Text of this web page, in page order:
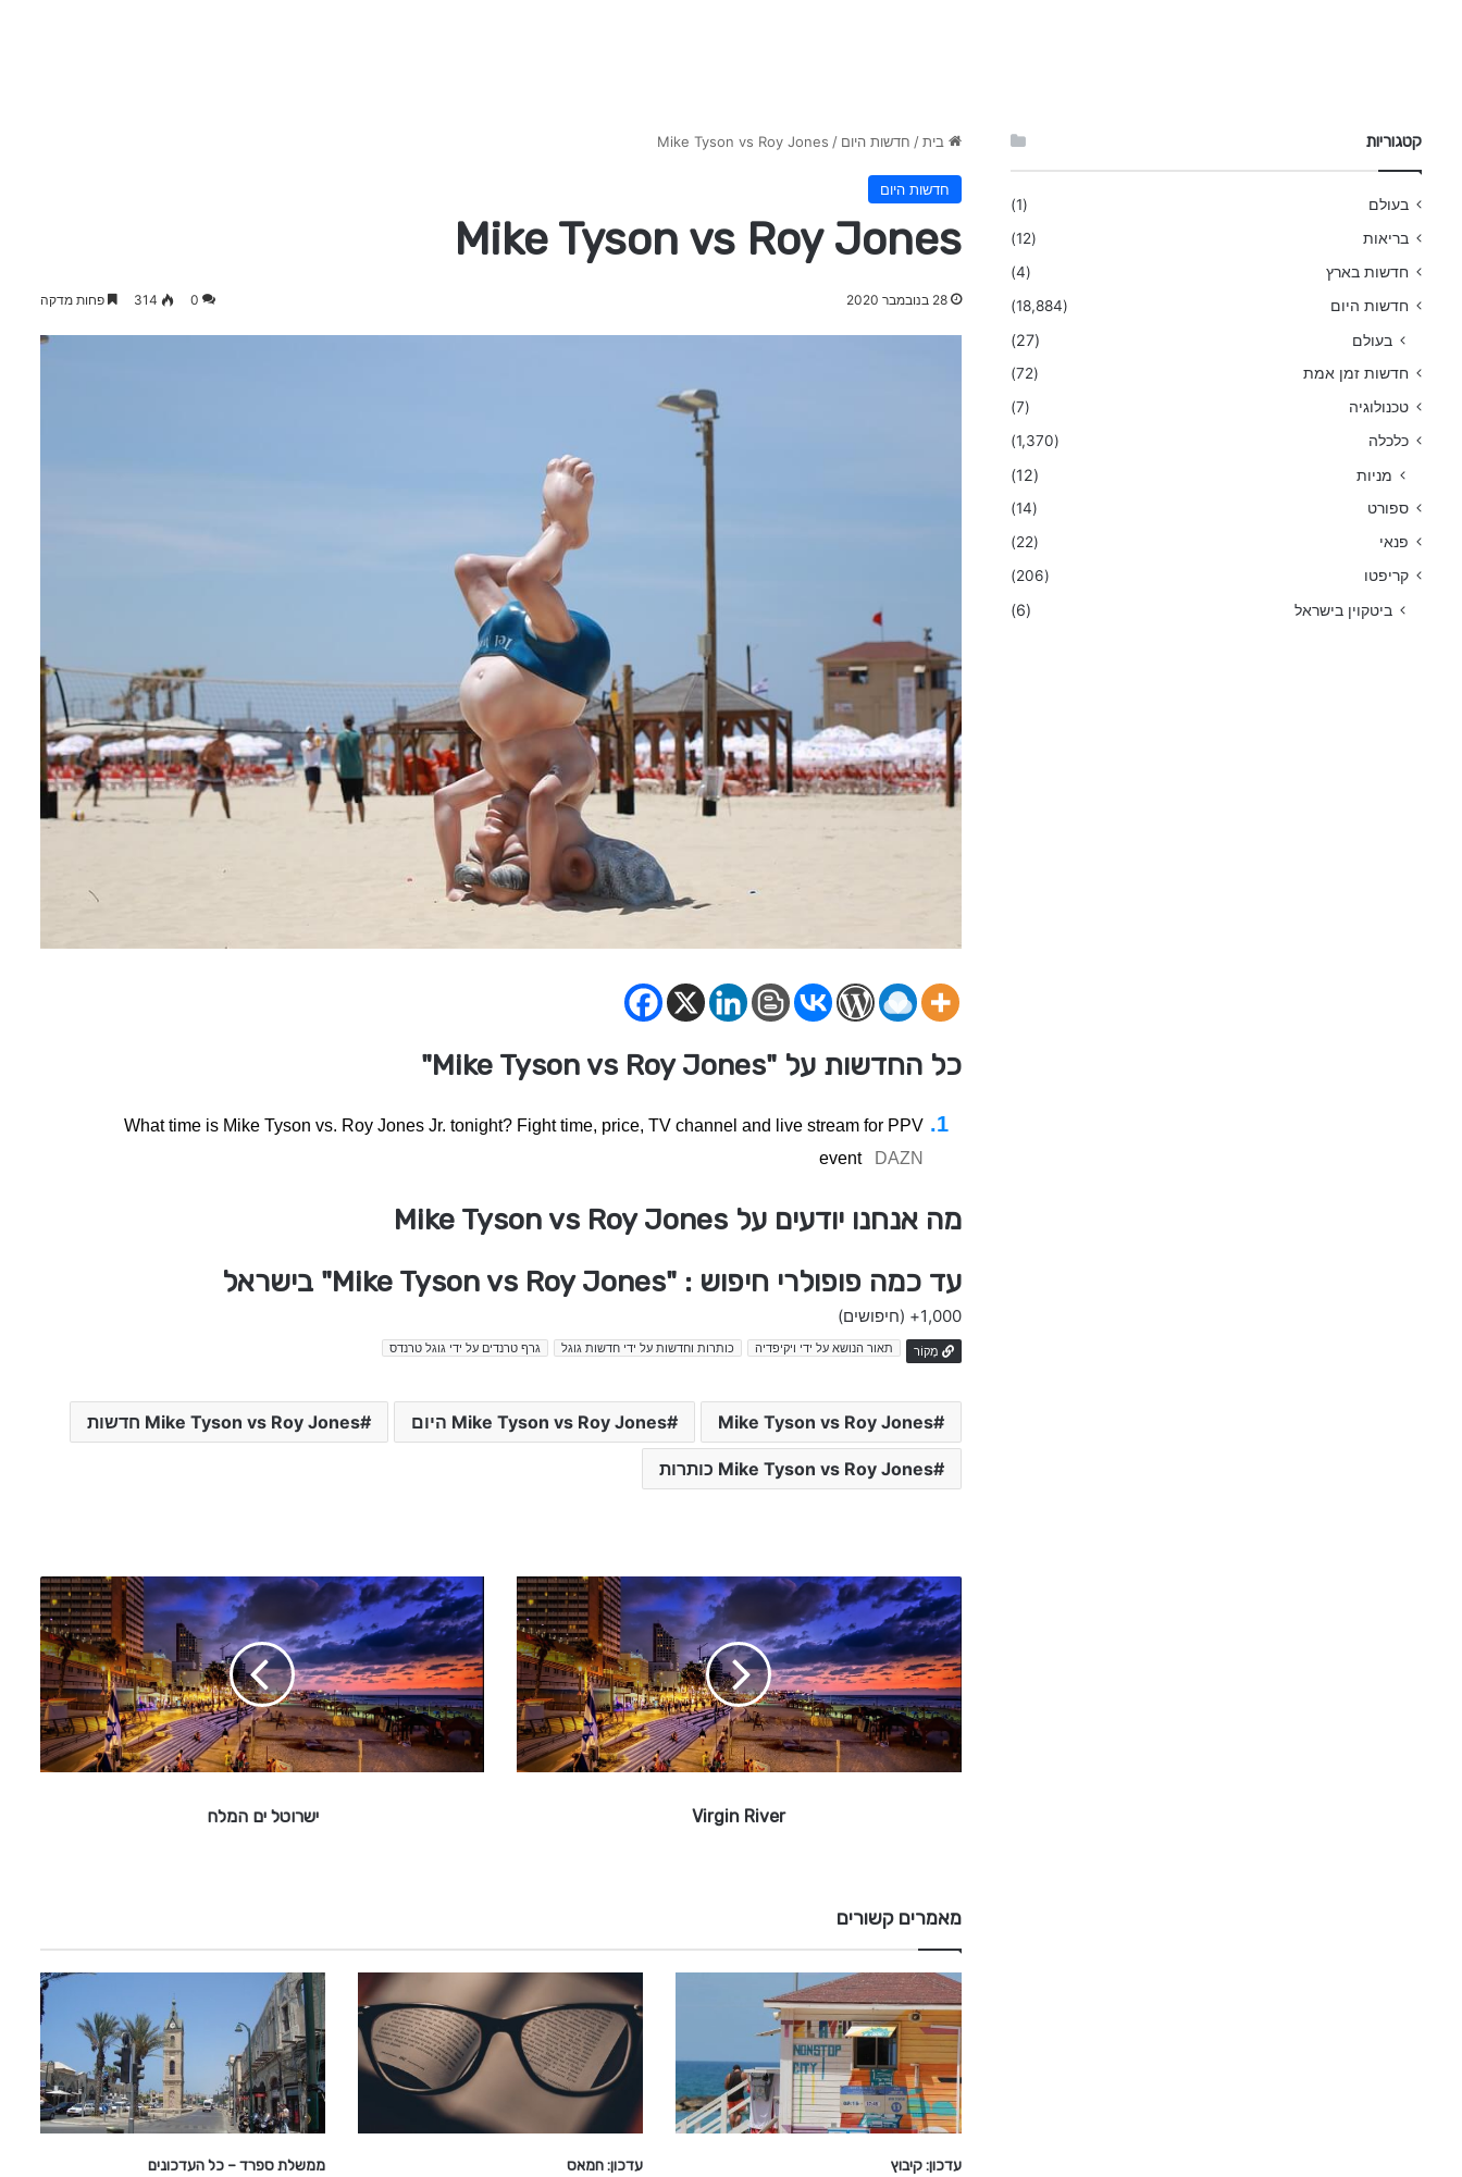
בית / חדשות היום /
Mike Tyson vs Roy Jones
חדשות היום
Mike Tyson vs Roy Jones
28 בנובמבר 2020 0
314 פחות מדקה
כל החדשות על "Mike Tyson vs Roy Jones"
What time is Mike Tyson vs. Roy Jones Jr. tonight? Fight time, price, TV channel and live stream for PPV
event
DAZN
מה אנחנו יודעים על Mike Tyson vs Roy Jones
עד כמה פופולרי חיפוש : "Mike Tyson vs Roy Jones" בישראל
1,000+ (חיפושים)
מָקוֹר תאור הנושא על ידי ויקיפדיה כותרות וחדשות על ידי חדשות גוגל גרף טרנדים על ידי גוגל טרנדס
Mike Tyson vs Roy Jones Mike Tyson vs Roy Jones היום Mike Tyson vs Roy Jones חדשות
Mike Tyson vs Roy Jones כותרות
V
i
r
g
i
n
R
i
v
Virgin River
ש
ר
ו
ט
ל
י
ם
ה
ישרוטל ים המלח
מאמרים קשורים
עדכון: קיבוץ עדכון: חמאס ממשלת ספרד – כל העדכונים
קטגוריות
בעולם
(1)
בריאות
(12)
חדשות בארץ
(4)
חדשות היום
(18,884)
בעולם (27)
חדשות זמן אמת
(72)
טכנולוגיה
(7)
כלכלה
(1,370)
מניות (12)
ספורט
(14)
פנאי
(22)
קריפטו
(206)
ביטקוין בישראל (6)